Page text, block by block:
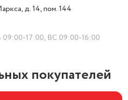
д. 14, пом. 144
17:00, ВС 09:00-16:00
покупателей